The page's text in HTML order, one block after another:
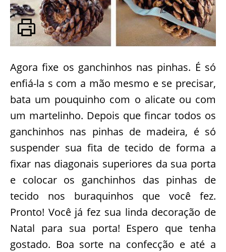
Agora fixe os ganchinhos nas pinhas. É só
enfiá-la s com a mão mesmo e se precisar,
bata um pouquinho com o alicate ou com
um martelinho. Depois que fincar todos os
ganchinhos nas pinhas de madeira, é só
suspender sua fita de tecido de forma a
fixar nas diagonais superiores da sua porta
e colocar os ganchinhos das pinhas de
tecido nos buraquinhos que você fez.
Pronto! Você já fez sua linda decoração de
Natal para sua porta! Espero que tenha
gostado. Boa sorte na confecção e até a